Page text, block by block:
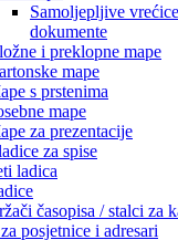
Samoljepljive
dokumente
i preklopne mape
mape
s prstenima
mape
za prezentacije
za spise
ladica
časopisa / stalci za
posjetnice i adresari